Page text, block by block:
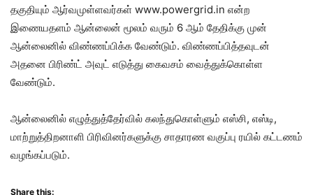
தகுதியும் ஆர்வமுள்ளவர்கள் www.powergrid.in என்ற
இணையதளம் ஆன்லைன் மூலம் வரும் 6 ஆம் தேதிக்கு முன்
ஆன்லைனில் விண்ணப்பிக்க வேண்டும். விண்ணப்பித்தவுடன்
அதனை பிரிண்ட் அவுட் எடுத்து கைவசம் வைத்துக்கொள்ள
வேண்டும்.
ஆன்லைனில் எழுத்துத்தேர்வில் கலந்துகொள்ளும் எஸ்சி, எஸ்டி,
மாற்றுத்திறனாளி பிரிவினர்களுக்கு சாதாரண வகுப்பு ரயில் கட்டணம்
வழங்கப்படும்.
Share this: